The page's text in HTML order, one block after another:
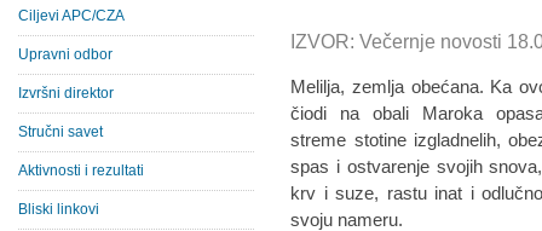
IZVOR: Večernje novosti
Melilja, zemlja obećana. Ka
čiodi na obali Maroka
streme stotine izgladnelih,
spas i ostvarenje svojih
krv i suze, rastu inat i
svoju nameru.
Ciljevi APC/CZA
Upravni odbor
Izvršni direktor
Stručni savet
Aktivnosti i rezultati
Bliski linkovi